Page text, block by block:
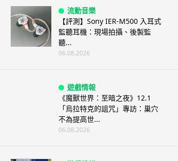
流動音樂
【評測】Sony IER-M500 入耳式
監聽耳機：現場拍攝、後製監
聽...
06.08.2026
遊戲情報
《魔獸世界：至暗之夜》12.1
「烏拉特克的詛咒」專訪：巢穴
不為提高世...
06.08.2026